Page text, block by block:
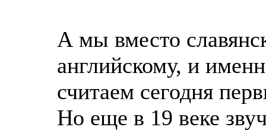
А мы вместо
английскому, и
считаем сегодня
Но еще в 19 веке